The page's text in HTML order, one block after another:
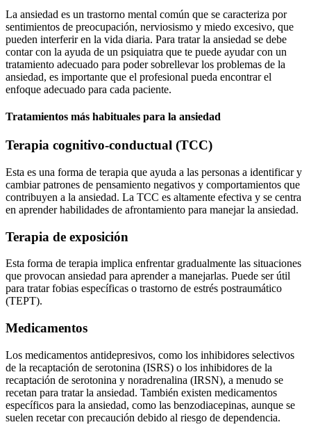
La ansiedad es un trastorno mental común que se caracteriza por
sentimientos de preocupación, nerviosismo y miedo excesivo, que
pueden interferir en la vida diaria. Para tratar la ansiedad se debe
contar con la ayuda de un psiquiatra que te puede ayudar con un
tratamiento adecuado para poder sobrellevar los problemas de la
ansiedad, es importante que el profesional pueda encontrar el
enfoque adecuado para cada paciente.
Tratamientos más habituales para la ansiedad
Terapia cognitivo-conductual (TCC)
Esta es una forma de terapia que ayuda a las personas a identificar y
cambiar patrones de pensamiento negativos y comportamientos que
contribuyen a la ansiedad. La TCC es altamente efectiva y se centra
en aprender habilidades de afrontamiento para manejar la ansiedad.
Terapia de exposición
Esta forma de terapia implica enfrentar gradualmente las situaciones
que provocan ansiedad para aprender a manejarlas. Puede ser útil
para tratar fobias específicas o trastorno de estrés postraumático
(TEPT).
Medicamentos
Los medicamentos antidepresivos, como los inhibidores selectivos
de la recaptación de serotonina (ISRS) o los inhibidores de la
recaptación de serotonina y noradrenalina (IRSN), a menudo se
recetan para tratar la ansiedad. También existen medicamentos
específicos para la ansiedad, como las benzodiacepinas, aunque se
suelen recetar con precaución debido al riesgo de dependencia.